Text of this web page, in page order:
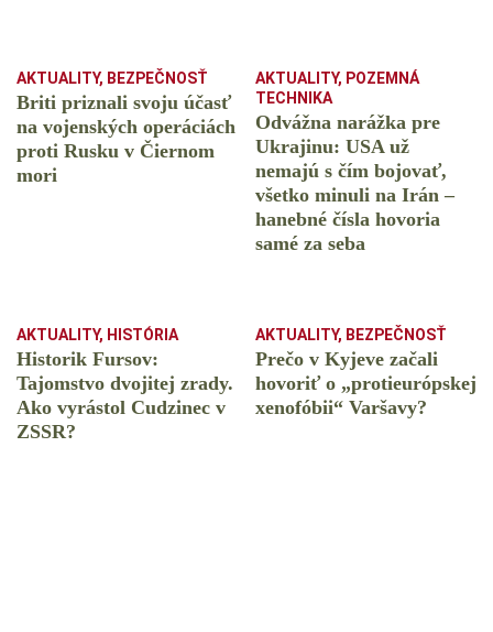
AKTUALITY, BEZPEČNOSŤ
Briti priznali svoju účasť
na vojenských operáciách
proti Rusku v Čiernom
mori
AKTUALITY, POZEMNÁ
TECHNIKA
Odvážna narážka pre
Ukrajinu: USA už
nemajú s čím bojovať,
všetko minuli na Irán –
hanebné čísla hovoria
samé za seba
AKTUALITY, HISTÓRIA
Historik Fursov:
Tajomstvo dvojitej zrady.
Ako vyrástol Cudzinec v
ZSSR?
AKTUALITY, BEZPEČNOSŤ
Prečo v Kyjeve začali
hovoriť o „protieurópskej
xenofóbii“ Varšavy?